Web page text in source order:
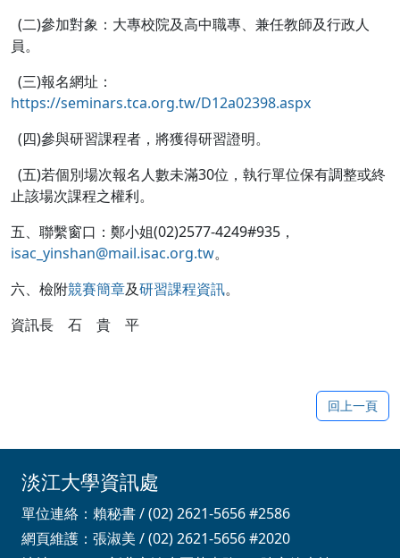
(二)參加對象：大專校院及高中職專、兼任教師及行政人
員。
(三)報名網址：
https://seminars.tca.org.tw/D12a02398.aspx
(四)參與研習課程者，將獲得研習證明。
(五)若個別場次報名人數未滿30位，執行單位保有調整或終
止該場次課程之權利。
五、聯繫窗口：鄭小姐(02)2577-4249#935，
isac_yinshan@mail.isac.org.tw。
六、檢附競賽簡章及研習課程資訊。
資訊長 石 貴 平
回上一頁
淡江大學資訊處
單位連絡：賴秘書 / (02) 2621-5656 #2586
網頁維護：張淑美 / (02) 2621-5656 #2020